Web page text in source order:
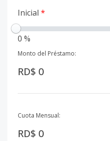
Inicial *
0 %
Monto del Préstamo:
RD$ 0
Cuota Mensual:
RD$ 0